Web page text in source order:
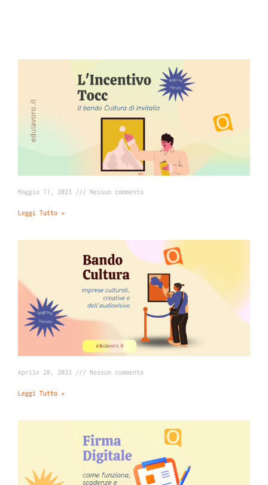
Maggio 11, 2023 Nessun commento
Leggi Tutto »
Aprile 28, 2023 Nessun commento
Leggi Tutto »